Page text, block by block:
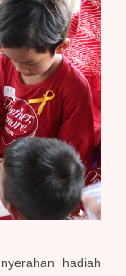
hadiah